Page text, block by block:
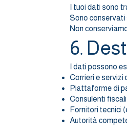
I tuoi dati sono
Sono conservati
Non
6.
I dati possono
Corrieri e servizi
Piattaforme di
Consulenti
Fornitori tecnici
Autorità